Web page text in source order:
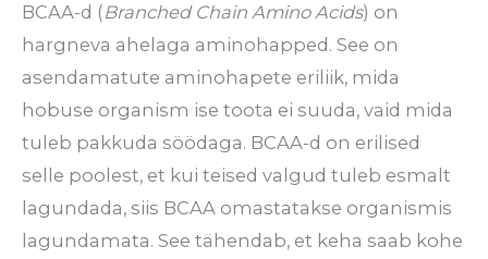
BCAA-d (Branched Chain Amino Acids) on
hargneva ahelaga aminohapped. See on
asendamatute aminohapete eriliik, mida
hobuse organism ise toota ei suuda, vaid mida
tuleb pakkuda söödaga. BCAA-d on erilised
selle poolest, et kui teised valgud tuleb esmalt
lagundada, siis BCAA omastatakse organismis
lagundamata. See tähendab, et keha saab kohe